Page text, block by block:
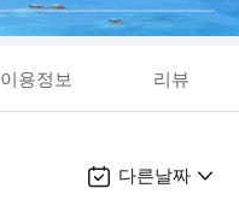
이용정보 리뷰
다른날짜